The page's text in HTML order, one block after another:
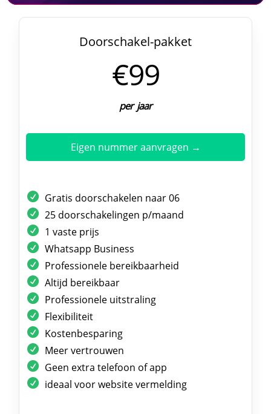
Doorschakel-pakket
€99
per jaar
Eigen nummer aanvragen →
Gratis doorschakelen naar 06
25 doorschakelingen p/maand
1 vaste prijs
Whatsapp Business
Professionele bereikbaarheid
Altijd bereikbaar
Professionele uitstraling
Flexibiliteit
Kostenbesparing
Meer vertrouwen
Geen extra telefoon of app
ideaal voor website vermelding